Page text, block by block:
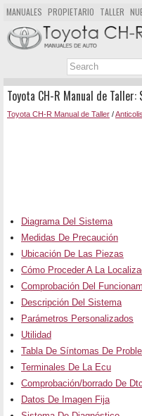
MANUALES PROPIETARIO TALLER
MAPA DEL SITIO
BUSCAR
Toyota CH-R Manual de
Toyota CH-R Manual de Taller /
Diagrama Del Sistema
Medidas De Precaución
Ubicación De Las Piezas
Cómo Proceder A La
Comprobación Del
Descripción Del Sistema
Parámetros Personalizados
Utilidad
Tabla De Síntomas De
Terminales De La Ecu
Comprobación/borrado De Dtc
Datos De Imagen Fija